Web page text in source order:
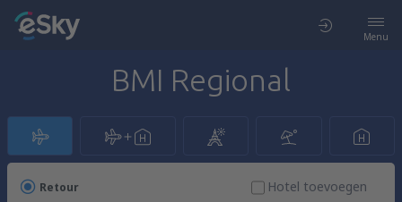
Menu
BMI Regional
Retour
Hotel toevoegen